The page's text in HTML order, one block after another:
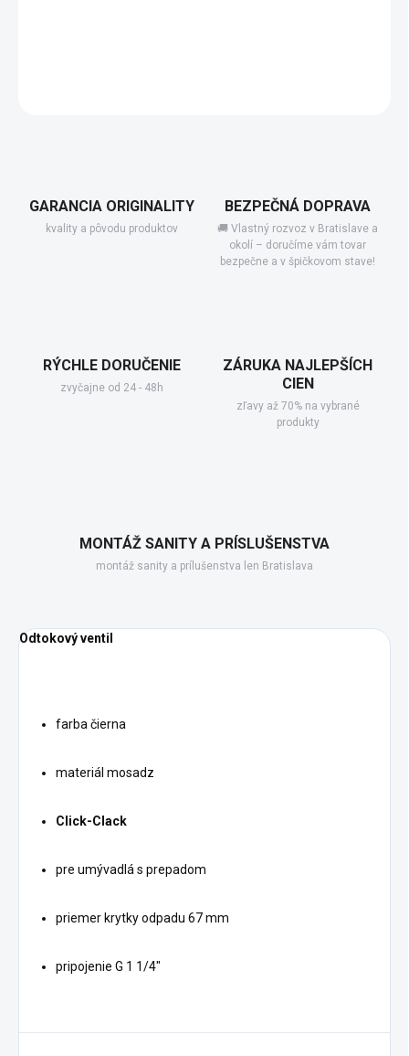
GARANCIA ORIGINALITY
kvality a pôvodu produktov
BEZPEČNÁ DOPRAVA
🚚 Vlastný rozvoz v Bratislave a
okolí – doručíme vám tovar
bezpečne a v špičkovom stave!
RÝCHLE DORUČENIE
zvyčajne od 24 - 48h
ZÁRUKA NAJLEPŠÍCH
CIEN
zľavy až 70% na vybrané
produkty
MONTÁŽ SANITY A PRÍSLUŠENSTVA
montáž sanity a prílušenstva len Bratislava
Odtokový ventil
farba čierna
materiál mosadz
Click-Clack
pre umývadlá s prepadom
priemer krytky odpadu 67 mm
pripojenie G 1 1/4"